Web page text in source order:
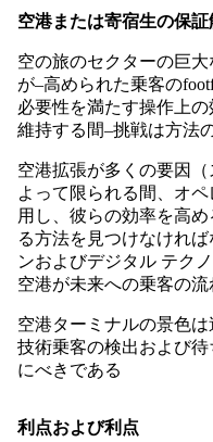
空港または寄宿生の保証
空の旅のセクターの巨
が–高められた乗客の
必要性を満たす操作上
維持する間–挑戦は方法
空港拡張が多くの要因
よって限られる間、オ
用し、彼らの効率を高
る方法を見つけなけれ
ンおよびデジタル テク
空港が未来への乗客の流
空港ターミナルの景色
技術乗客の検出および
にべきである
利点および利点